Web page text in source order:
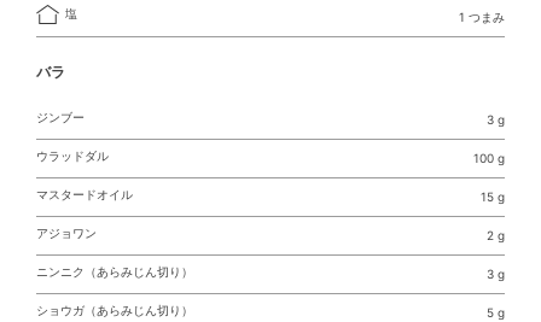
塩 1 つまみ
バラ
ジンブー 3 g
ウラッドダル 100 g
マスタードオイル 15 g
アジョワン 2 g
ニンニク（あらみじん切り） 3 g
ショウガ（あらみじん切り） 5 g